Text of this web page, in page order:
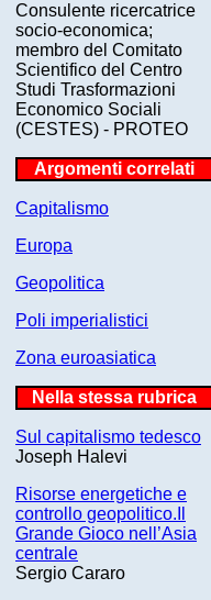
Consulente ricercatrice
socio-economica;
membro del Comitato
Scientifico del Centro
Studi Trasformazioni
Economico Sociali
(CESTES) - PROTEO
Argomenti correlati
Capitalismo
Europa
Geopolitica
Poli imperialistici
Zona euroasiatica
Nella stessa rubrica
Sul capitalismo tedesco
Joseph Halevi
Risorse energetiche e
controllo geopolitico.Il
Grande Gioco nell’Asia
centrale
Sergio Cararo